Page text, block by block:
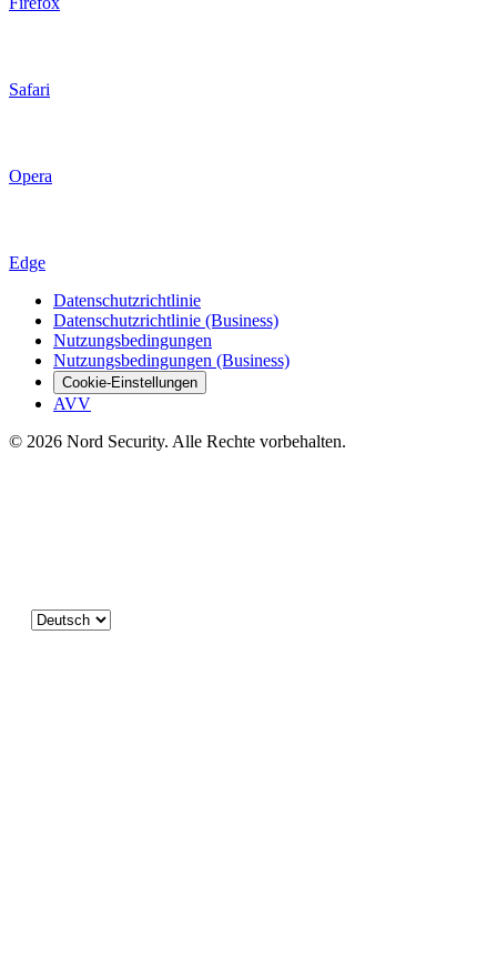
Safari
Opera
Edge
Datenschutzrichtlinie
Datenschutzrichtlinie (Business)
Nutzungsbedingungen
Nutzungsbedingungen (Business)
Cookie-Einstellungen
AVV
© 2026 Nord Security. Alle Rechte vorbehalten.